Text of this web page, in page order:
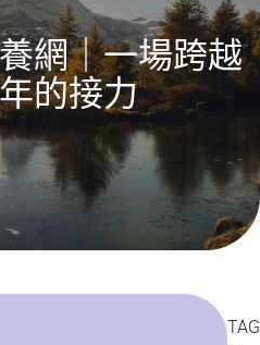
網｜一場跨越
的接力